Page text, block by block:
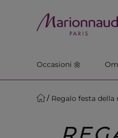
Occasioni 🌼
Regalo festa